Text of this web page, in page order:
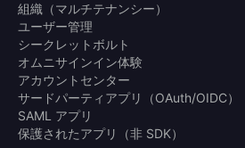
組織（マルチテナンシー）
ユーザー管理
シークレットボルト
オムニサインイン体験
アカウントセンター
サードパーティアプリ（OAuth/OIDC）
SAML アプリ
保護されたアプリ（非 SDK）